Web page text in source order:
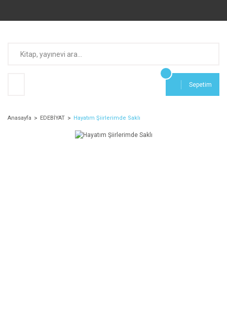
Sepetim
Anasayfa EDEBİYAT Hayatım Şiirlerimde Saklı